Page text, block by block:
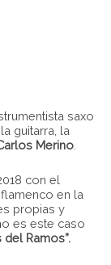
saxo
guitarra, la
Merino
con el
en la
propias y
es este caso
Ramos”.